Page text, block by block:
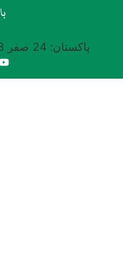
پاکستان: 24 صفر 1448